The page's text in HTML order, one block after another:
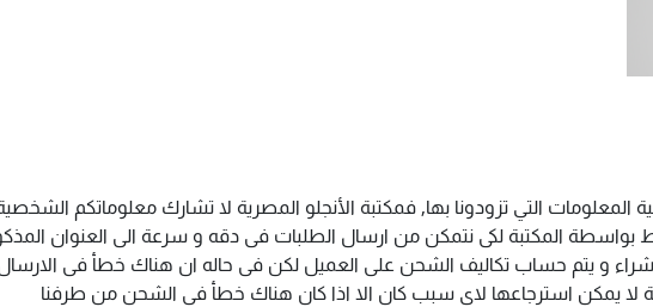
التي تزودونا بها, فمكتبة الأنجلو المصرية لا تشارك معلوماتكم
المكتبة لكى نتمكن من ارسال الطلبات فى دقه و سرعة الى العنوان
و يتم حساب تكاليف الشحن على العميل لكن فى حاله ان هناك خطأ فى الارسال
لا يمكن استرجاعها لاى سبب كان الا اذا كان هناك خطأ فى الشحن من طرفنا